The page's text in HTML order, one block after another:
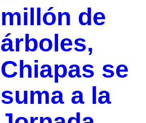
millón de
árboles,
Chiapas se
suma a la